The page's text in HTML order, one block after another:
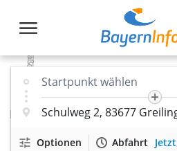
Optionen Abfahrt Jetzt